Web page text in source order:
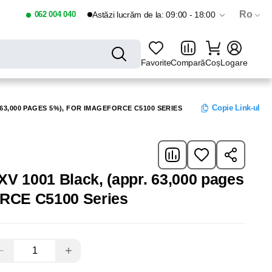
062 004 040 Astăzi lucrăm de la: 09:00 - 18:00 Ro
FavoriteComparăCoșLogare
PAGES 5%), FOR IMAGEFORCE C5100 SERIES Copie Link-ul
1001 Black, (appr. 63,000 pages
C5100 Series
+